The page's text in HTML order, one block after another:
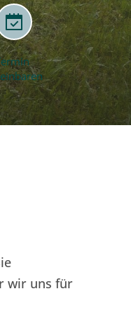
wir uns für